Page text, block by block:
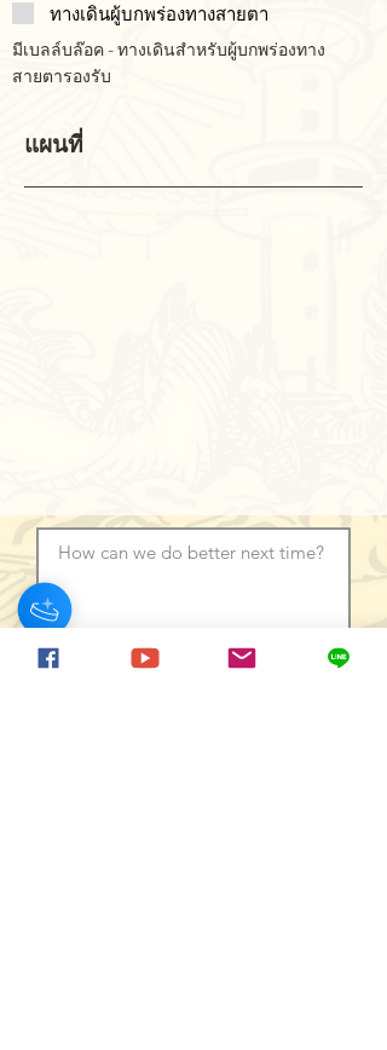
ทางเดินผู้บกพร่องทางสายตา
มีเบลล์บล๊อค - ทางเดินสำหรับผู้บกพร่องทาง
สายตารองรับ
แผนที่
How can we do better next time?